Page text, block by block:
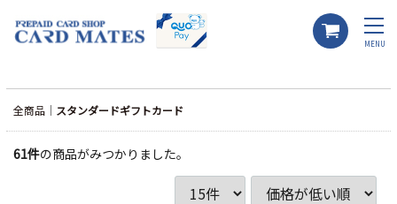
MENU
全商品 スタンダードギフトカード
61件の商品がみつかりました。